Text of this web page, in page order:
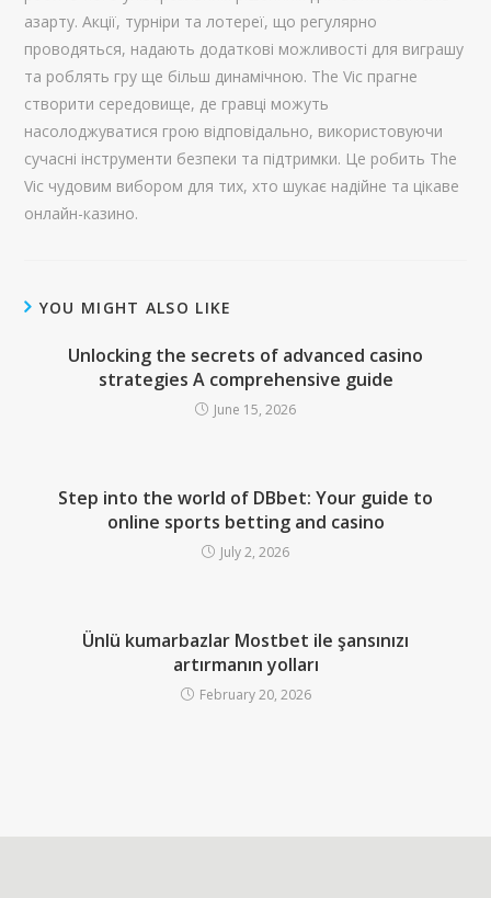
азарту. Акції, турніри та лотереї, що регулярно
проводяться, надають додаткові можливості для виграшу
та роблять гру ще більш динамічною. The Vic прагне
створити середовище, де гравці можуть
насолоджуватися грою відповідально, використовуючи
сучасні інструменти безпеки та підтримки. Це робить The
Vic чудовим вибором для тих, хто шукає надійне та цікаве
онлайн-казино.
YOU MIGHT ALSO LIKE
Unlocking the secrets of advanced casino
strategies A comprehensive guide
June 15, 2026
Step into the world of DBbet: Your guide to
online sports betting and casino
July 2, 2026
Ünlü kumarbazlar Mostbet ile şansınızı
artırmanın yolları
February 20, 2026